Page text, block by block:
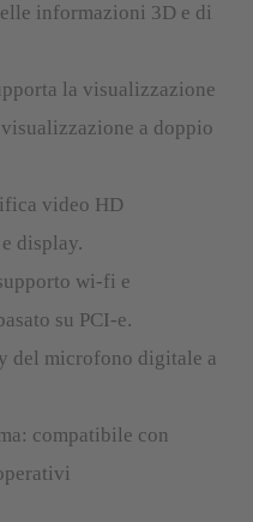
informazioni 3D e di
la visualizzazione
a doppio
video HD
display.
wi-fi e
su PCI-e.
del microfono digitale a
compatibile con